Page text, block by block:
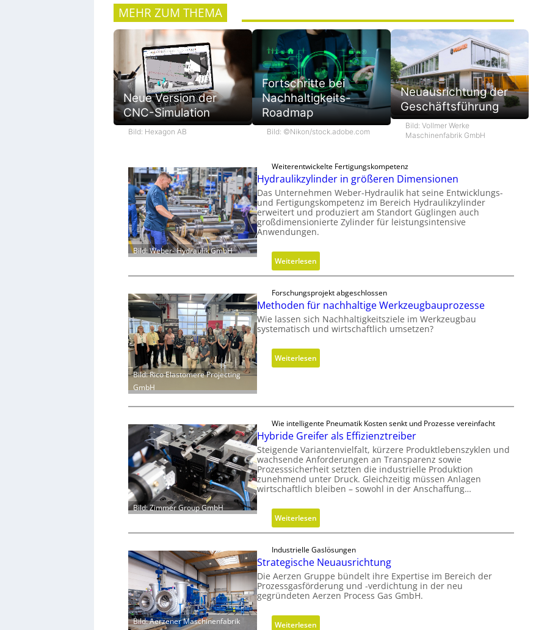
MEHR ZUM THEMA
Neue Version der
CNC-Simulation
Bild: Hexagon AB
Fortschritte bei
Nachhaltigkeits-
Roadmap
Bild: ©Nikon/stock.adobe.com
Neuausrichtung der
Geschäftsführung
Bild: Vollmer Werke
Maschinenfabrik GmbH
Bild: Weber- Hydraulik GmbH
Weiterentwickelte Fertigungskompetenz
Hydraulikzylinder in größeren Dimensionen
Das Unternehmen Weber-Hydraulik hat seine Entwicklungs-
und Fertigungskompetenz im Bereich Hydraulikzylinder
erweitert und produziert am Standort Güglingen auch
großdimensionierte Zylinder für leistungsintensive
Anwendungen.
Weiterlesen:
H
d
r
a
l
i
i
n
d
e
r
i
g
r
ß
e
r
e
D
Bild: Rico Elastomere Projecting
GmbH
Forschungsprojekt abgeschlossen
Methoden für nachhaltige Werkzeugbauprozesse
Wie lassen sich Nachhaltigkeitsziele im Werkzeugbau
systematisch und wirtschaftlich umsetzen?
Weiterlesen:
M
h
o
d
e
n
f
ü
n
a
c
h
h
a
l
t
i
g
Bild: Zimmer Group GmbH
Wie intelligente Pneumatik Kosten senkt und Prozesse vereinfacht
Hybride Greifer als Effizienztreiber
Steigende Variantenvielfalt, kürzere Produktlebenszyklen und
wachsende Anforderungen an Transparenz sowie
Prozesssicherheit setzten die industrielle Produktion
zunehmend unter Druck. Gleichzeitig müssen Anlagen
wirtschaftlich bleiben – sowohl in der Anschaffung…
Weiterlesen:
H
b
r
i
d
G
Bild: Aerzener Maschinenfabrik
Industrielle Gaslösungen
Strategische Neuausrichtung
Die Aerzen Gruppe bündelt ihre Expertise im Bereich der
Prozessgasförderung und -verdichtung in der neu
gegründeten Aerzen Process Gas GmbH.
Weiterlesen: